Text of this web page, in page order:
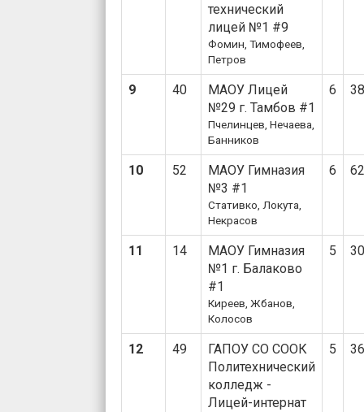
технический
лицей №1 #9
Фомин, Тимофеев,
Петров
9 40
МАОУ Лицей
№29 г. Тамбов #1
Пчелинцев, Нечаева,
Банников
6
10 52
МАОУ Гимназия
№3 #1
Стативко, Локута,
Некрасов
6
11 14
МАОУ Гимназия
№1 г. Балаково
#1
Киреев, Жбанов,
Колосов
5
12 49
ГАПОУ СО СООК
Политехнический
колледж -
Лицей-интернат
5